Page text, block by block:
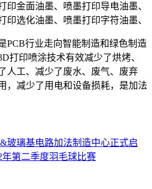
印金面油墨、喷墨打印导电油墨、
印选化油墨、喷墨打印字符油墨、
PCB行业走向智能制造和绿色制造
打印喷涂技术有效减少了烘烤、
人工、减少了废水、废气、废弃
，减少了用电和设备损耗，是加法
玻璃基电路加法制造中心正式启
年第二季度羽毛球比赛